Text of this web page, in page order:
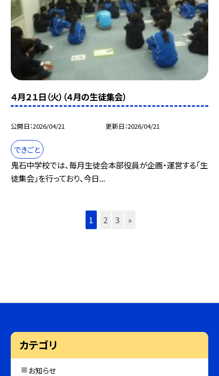
４月２１日（火）（４月の生徒集会）
公開日 2026/04/21 更新日 2026/04/21
できごと
鬼石中学校では、毎月生徒会本部役員が企画・運営する「生
徒集会」を行っており、今日...
1 2 3 »
カテゴリ
お知らせ